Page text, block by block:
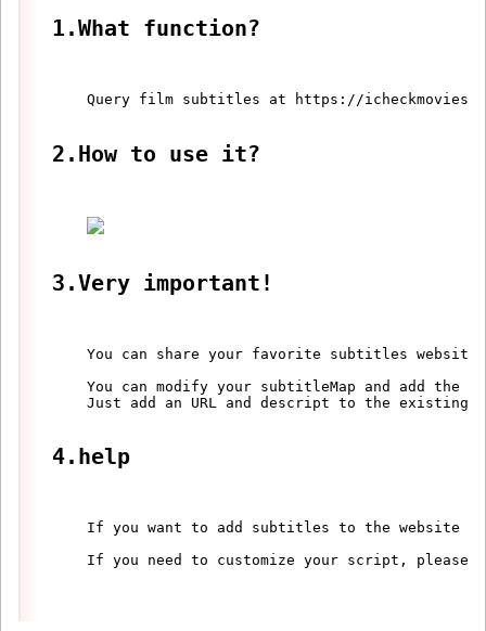
1.What function?
Query film subtitles at https://
2.How to use it?
3.Very important!
You can share your favorite subtitles
You can modify your subtitleMap and add the
Just add an URL and descript to the existing
4.help
If you want to add subtitles to the website
If you need to customize your script, please